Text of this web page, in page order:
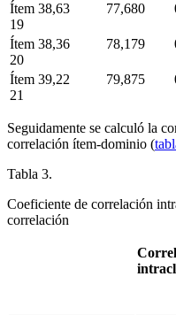
Ítem
19
38,63 77,680
Ítem
20
38,36 78,179
Ítem
21
39,22 79,875
Seguidamente se calculó la
correlación ítem-dominio (
Tabla 3.
Coeficiente de correlación
correlación